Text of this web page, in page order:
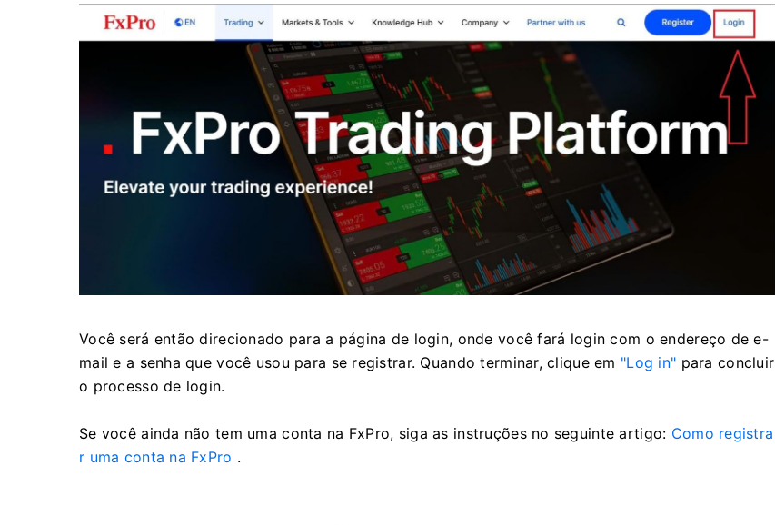
Você será então direcionado para a página de login, onde você fará login com o endereço de e-
mail e a senha que você usou para se registrar. Quando terminar, clique em "Log in" para concluir
o processo de login.
Se você ainda não tem uma conta na FxPro, siga as instruções no seguinte artigo: Como registra
r uma conta na FxPro .